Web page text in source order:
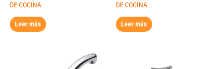
DE COCINA
Leer más
DE COCINA
Leer más